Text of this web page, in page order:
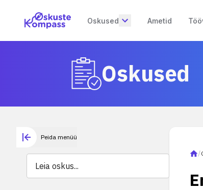
Oskused Ametid
Oskused
Peida menüü
/